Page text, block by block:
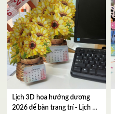
Lịch 3D hoa hướng dương
2026 để bàn trang trí - Lịch để